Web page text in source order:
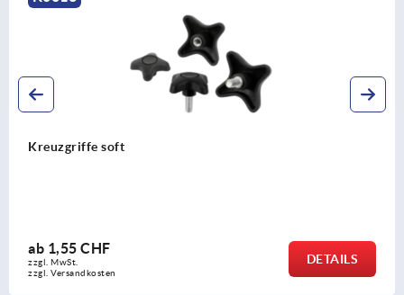
DETAILS
zzgl. Versandkosten